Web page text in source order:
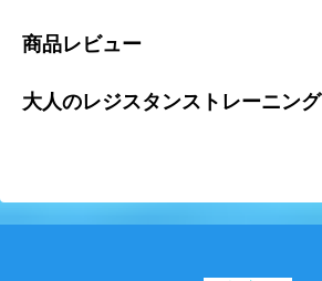
商品レビュー
大人のレジスタンストレーニング